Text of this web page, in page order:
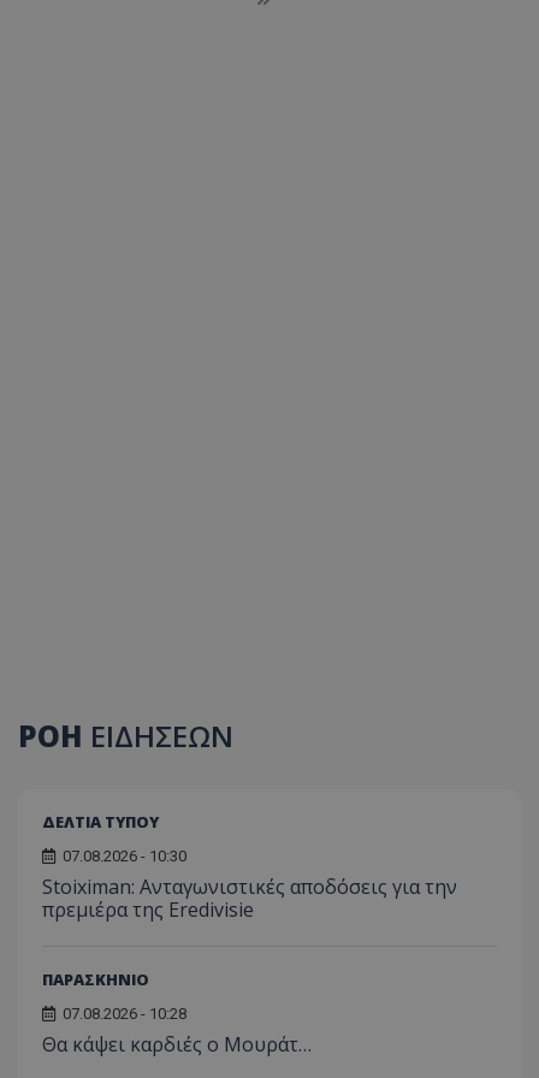
ΡΟΗ ΕΙΔΗΣΕΩΝ
ΔΕΛΤΙΑ ΤΥΠΟΥ
07.08.2026 - 10:30
Stoiximan: Ανταγωνιστικές αποδόσεις για την
πρεμιέρα της Eredivisie
ΠΑΡΑΣΚΗΝΙΟ
07.08.2026 - 10:28
Θα κάψει καρδιές ο Μουράτ…